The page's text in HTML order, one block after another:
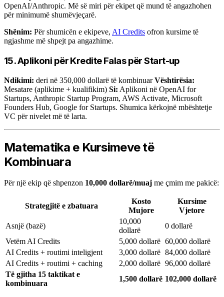
OpenAI/Anthropic. Më së miri për ekipet që mund të angazhohen
për minimumë shumëvjeçarë.
Shënim: Për shumicën e ekipeve, AI Credits ofron kursime të
ngjashme më shpejt pa angazhime.
15. Aplikoni për Kredite Falas për Start-up
Ndikimi: deri në 350,000 dollarë të kombinuarVështirësia:
Mesatare (aplikime + kualifikim) Si: Aplikoni në OpenAI for
Startups, Anthropic Startup Program, AWS Activate, Microsoft
Founders Hub, Google for Startups. Shumica kërkojnë mbështetje
VC për nivelet më të larta.
Matematika e Kursimeve të
Kombinuara
Për një ekip që shpenzon 10,000 dollarë/muaj me çmim me pakicë:
Strategjitë e zbatuara
Kosto
Mujore
Kursime
Vjetore
Asnjë (bazë)
10,000
dollarë
0 dollarë
Vetëm AI Credits
5,000 dollarë 60,000 dollarë
AI Credits + routimi inteligjent
3,000 dollarë 84,000 dollarë
AI Credits + routimi + caching
2,000 dollarë 96,000 dollarë
Të gjitha 15 taktikat e
kombinuara
1,500 dollarë 102,000 dollarë